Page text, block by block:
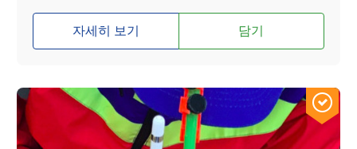
자세히 보기 담기